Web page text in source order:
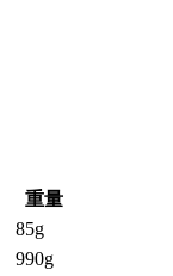
重量
85g
990g